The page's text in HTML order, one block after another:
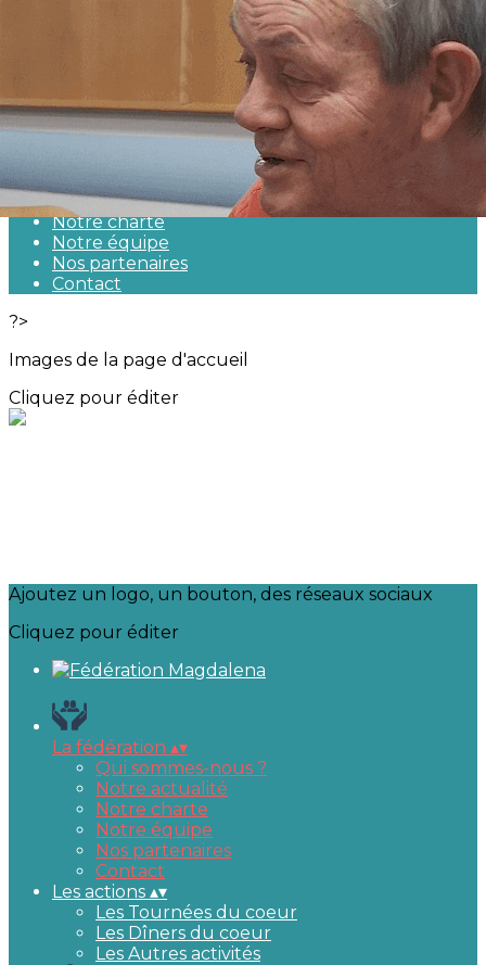
Exporter les lignes sélectionnées
Exporter toutes les colonnes
Exporter uniquement les colonnes affichées
Menu
<
Qui sommes-nous ?
Notre actualité
Notre charte
Notre équipe
Nos partenaires
Contact
?>
Images de la page d'accueil
Cliquez pour éditer
Ajoutez un logo, un bouton, des réseaux sociaux
Cliquez pour éditer
La fédération ▴▾
Qui sommes-nous ?
Notre actualité
Notre charte
Notre équipe
Nos partenaires
Contact
Les actions ▴▾
Les Tournées du coeur
Les Dîners du coeur
Les Autres activités